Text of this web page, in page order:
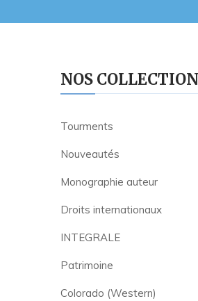
NOS
Tourments
Nouveautés
Monographie auteur
Droits internationaux
INTEGRALE
Patrimoine
Colorado (Western)